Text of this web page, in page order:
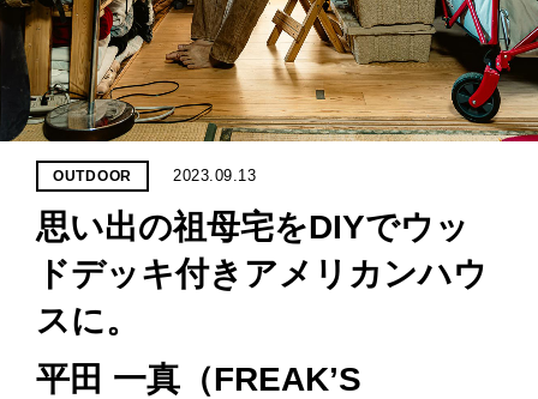
PROJECT
WHAT’S
LIFE
LABEL
ライフレー
つ
いて
OUTDOOR 2023.09.13
思い出の祖母宅をDIYでウッ
ドデッキ付きアメリカンハウ
スに。
平田 一真（FREAK’S